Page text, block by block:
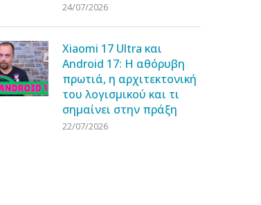
24/07/2026
Xiaomi 17 Ultra και
Android 17: Η αθόρυβη
πρωτιά, η αρχιτεκτονική
του λογισμικού και τι
σημαίνει στην πράξη
22/07/2026